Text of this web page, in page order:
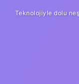
Teknolojiyle dolu